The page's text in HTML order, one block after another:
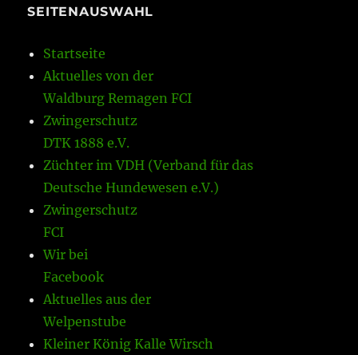
SEITENAUSWAHL
Startseite
Aktuelles von der
Waldburg Remagen FCI
Zwingerschutz
DTK 1888 e.V.
Züchter im VDH (Verband für das
Deutsche Hundewesen e.V.)
Zwingerschutz
FCI
Wir bei
Facebook
Aktuelles aus der
Welpenstube
Kleiner König Kalle Wirsch